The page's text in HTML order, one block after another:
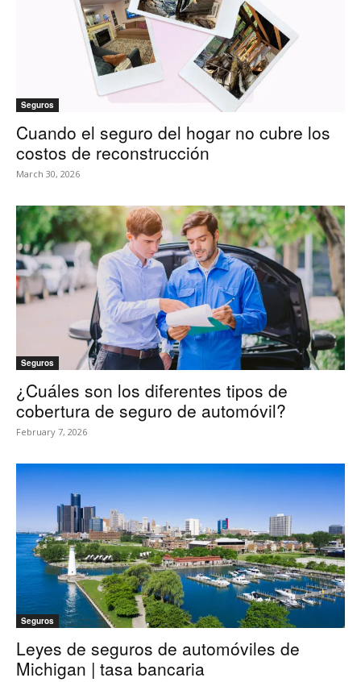
Seguros
Cuando el seguro del hogar no cubre los
costos de reconstrucción
March 30, 2026
Seguros
¿Cuáles son los diferentes tipos de
cobertura de seguro de automóvil?
February 7, 2026
Seguros
Leyes de seguros de automóviles de
Michigan | tasa bancaria